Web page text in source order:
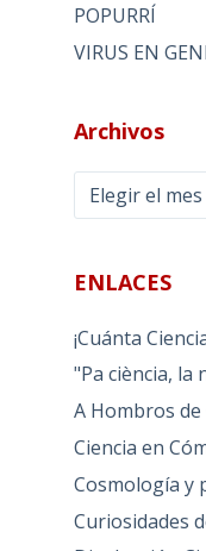
POPURRÍ
VIRUS EN
Archivos
Archivos
ENLACES
¡Cuánta
"Pa ciència, la
A Hombros
Ciencia en
Cosmología y
Curiosidades